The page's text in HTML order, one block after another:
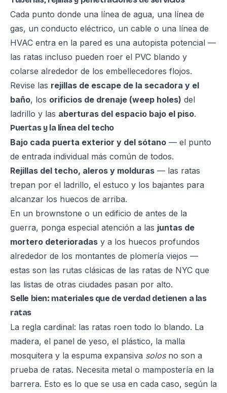
Cada punto donde una línea de agua, una línea de
gas, un conducto eléctrico, un cable o una línea de
HVAC entra en la pared es una autopista potencial —
las ratas incluso pueden roer el PVC blando y
colarse alrededor de los embellecedores flojos.
Revise las rejillas de escape de la secadora y el
baño, los orificios de drenaje (weep holes) del
ladrillo y las aberturas del espacio bajo el piso.
Puertas y la línea del techo
Bajo cada puerta exterior y del sótano — el punto
de entrada individual más común de todos.
Rejillas del techo, aleros y molduras — las ratas
trepan por el ladrillo, el estuco y los bajantes para
alcanzar los huecos de arriba.
En un brownstone o un edificio de antes de la
guerra, ponga especial atención a las juntas de
mortero deterioradas y a los huecos profundos
alrededor de los montantes de plomería viejos —
estas son las rutas clásicas de las ratas de NYC que
las listas de otras ciudades pasan por alto.
Selle bien: materiales que de verdad detienen a las
ratas
La regla cardinal: las ratas roen todo lo blando. La
madera, el panel de yeso, el plástico, la malla
mosquitera y la espuma expansiva solosno son a
prueba de ratas. Necesita metal o mampostería en la
barrera. Esto es lo que se usa en cada caso, según la